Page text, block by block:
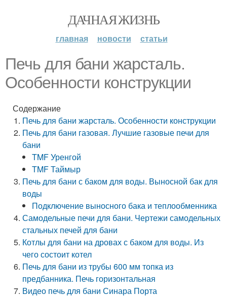
ДАЧНАЯ ЖИЗНЬ
главная новости статьи
Печь для бани жарсталь.
Особенности конструкции
Содержание
Печь для бани жарсталь. Особенности конструкции
Печь для бани газовая. Лучшие газовые печи для
бани
TMF Уренгой
TMF Таймыр
Печь для бани с баком для воды. Выносной бак для
воды
Подключение выносного бака и теплообменника
Самодельные печи для бани. Чертежи самодельных
стальных печей для бани
Котлы для бани на дровах с баком для воды. Из
чего состоит котел
Печь для бани из трубы 600 мм топка из
предбанника. Печь горизонтальная
Видео печь для бани Синара Порта